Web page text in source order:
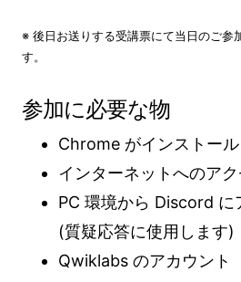
※ 後日お送りする受講票にて当日のご参
す。
参加に必要な物
Chrome がインストー
インターネットへのアク
PC 環境から Discord に
(質疑応答に使用します)
Qwiklabs のアカウント